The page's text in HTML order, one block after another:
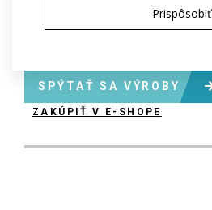
Prispôsobiť
SPÝTAŤ SA VÝROBY
ZAKÚPIŤ V E-SHOPE